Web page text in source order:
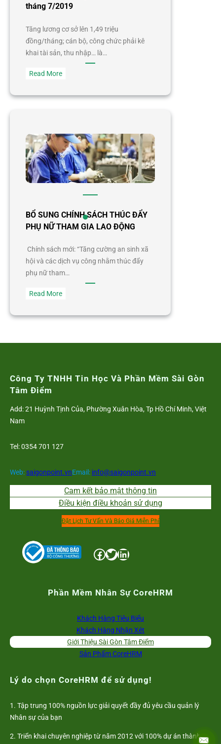
tháng 7/2019
Tăng lương cơ sở lên 1,49 triệu
đồng/tháng; cán bộ, công chức phải kê
khai tài sản, thu nhập… là…
Read More:
chính
có
hiệu
lực
từ
tháng
BỔ SUNG CHÍNH SÁCH THÚC ĐẨY
PHỤ NỮ THAM GIA LAO ĐỘNG
Chính sách mới: “Tăng cường an sinh xã
hội và các dịch vụ công nhằm thúc đẩy
phụ nữ tham…
Read More:
SUNG
PHỤ
GIA
Công Ty TNHH Tin Học Và Phần Mềm Sài Gòn
Tâm Điểm
Add: 21 Huỳnh Tịnh Của, Phường Xuân Hòa, Tp Hồ Chí Minh, Việt
Nam
Tel: 0354 701 127
Web:saigonpoint.vnEmail: info@saigonpoint.vn
Cam kết bảo mật thông tin
Điều kiện điều khoản sử dụng
Đặt Lịch Tư Vấn Và Báo Giá Miễn Phí
Facebook Twitter LinkedIn
Phần Mềm Nhân Sự CoreHRM
Khách Hàng Tiêu Biểu
Khách Hàng Nhận Xét
Giới Thiệu Sài Gòn Tâm Điểm
Sản Phẩm CoreHRM
Lý do chọn CoreHRM để sử dụng!
1. Tập trung 100% nguồn lực giải quyết đầy đủ yêu cầu quản lý
Nhân sự của bạn
2. Triển khai chuyên nghiệp từ năm 2012 với 100% dự án thành